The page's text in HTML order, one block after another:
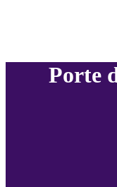
Porte